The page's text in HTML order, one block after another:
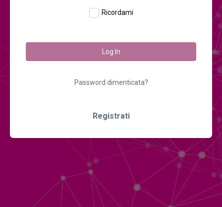
Ricordami
Log In
Password dimenticata?
Registrati